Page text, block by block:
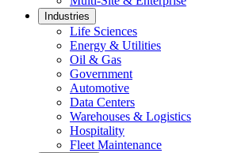
Mehrstandort & Unternehmen
Globale Einführungen, Rollen, Governance
Industries
Life Sciences
Energy & Utilities
Oil & Gas
Government
Automotive
Data Centers
Warehouses & Logistics
Hospitality
Fleet Maintenance